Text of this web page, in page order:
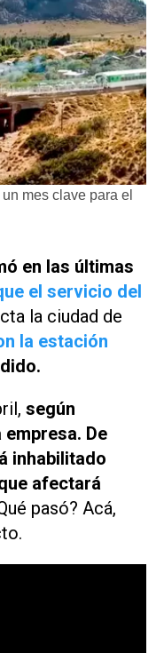
mes clave para el
en las últimas
el servicio del
la ciudad de
la estación
según
De
inhabilitado
afectará
pasó? Acá,